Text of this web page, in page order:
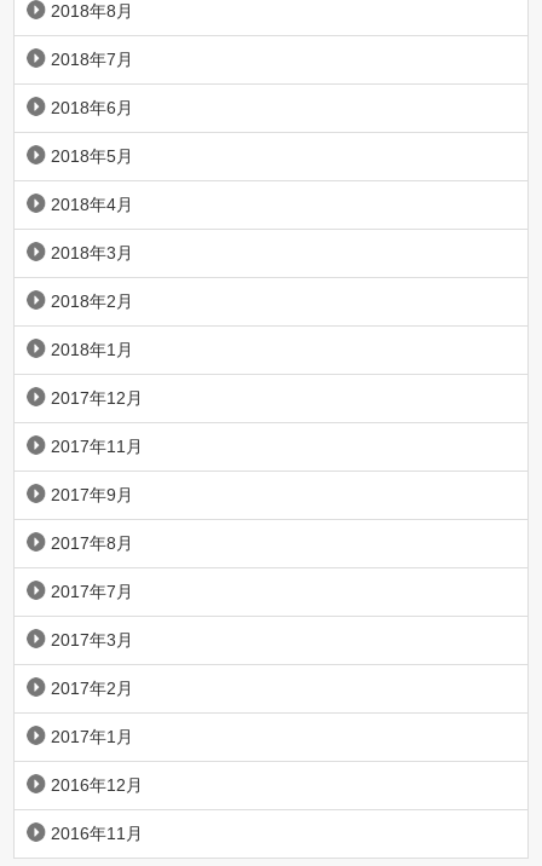
2018年8月
2018年7月
2018年6月
2018年5月
2018年4月
2018年3月
2018年2月
2018年1月
2017年12月
2017年11月
2017年9月
2017年8月
2017年7月
2017年3月
2017年2月
2017年1月
2016年12月
2016年11月